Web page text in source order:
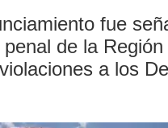
fue
de la Región
a los